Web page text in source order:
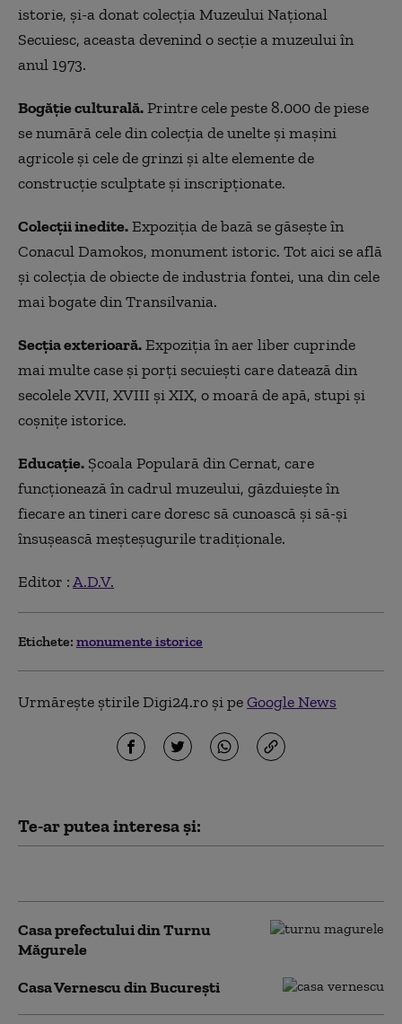
istorie, și-a donat colecția Muzeului Național
Secuiesc, aceasta devenind o secție a muzeului în
anul 1973.
Bogăție culturală.Printre cele peste 8.000 de piese
se numără cele din colecția de unelte și mașini
agricole și cele de grinzi și alte elemente de
construcție sculptate și inscripționate.
Colecții inedite.Expoziția de bază se găsește în
Conacul Damokos, monument istoric. Tot aici se află
și colecția de obiecte de industria fontei, una din cele
mai bogate din Transilvania.
Secția exterioară.Expoziția în aer liber cuprinde
mai multe case și porți secuiești care datează din
secolele XVII, XVIII și XIX, o moară de apă, stupi și
coșnițe istorice.
Educație. Școala Populară din Cernat, care
funcționează în cadrul muzeului, găzduiește în
fiecare an tineri care doresc să cunoască și să-și
însușească meșteșugurile tradiționale.
Editor :A.D.V.
Etichete: monumente istorice
Urmărește știrile Digi24.ro și peGoogle News
Te-ar putea interesa și:
Casa prefectului din Turnu
Măgurele
Casa Vernescu din București